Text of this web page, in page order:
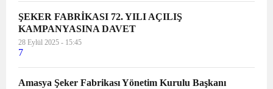
ŞEKER FABRİKASI 72. YILI AÇILIŞ
KAMPANYASINA DAVET
28 Eylül 2025 - 15:45
7
Amasya Şeker Fabrikası Yönetim Kurulu Başkanı